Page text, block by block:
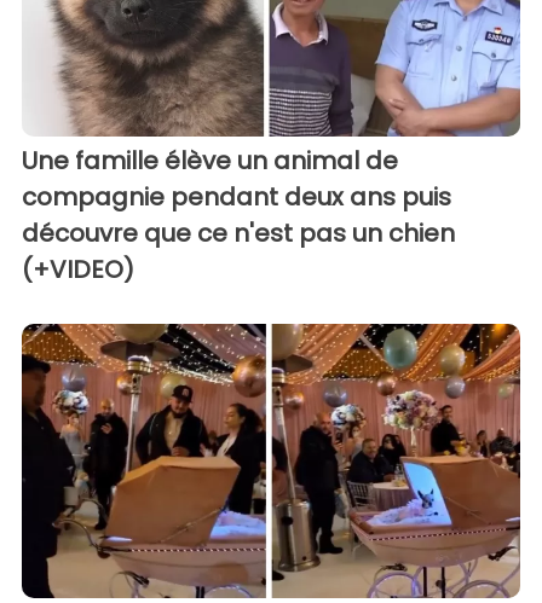
Une famille élève un animal de
compagnie pendant deux ans puis
découvre que ce n'est pas un chien
(+VIDEO)